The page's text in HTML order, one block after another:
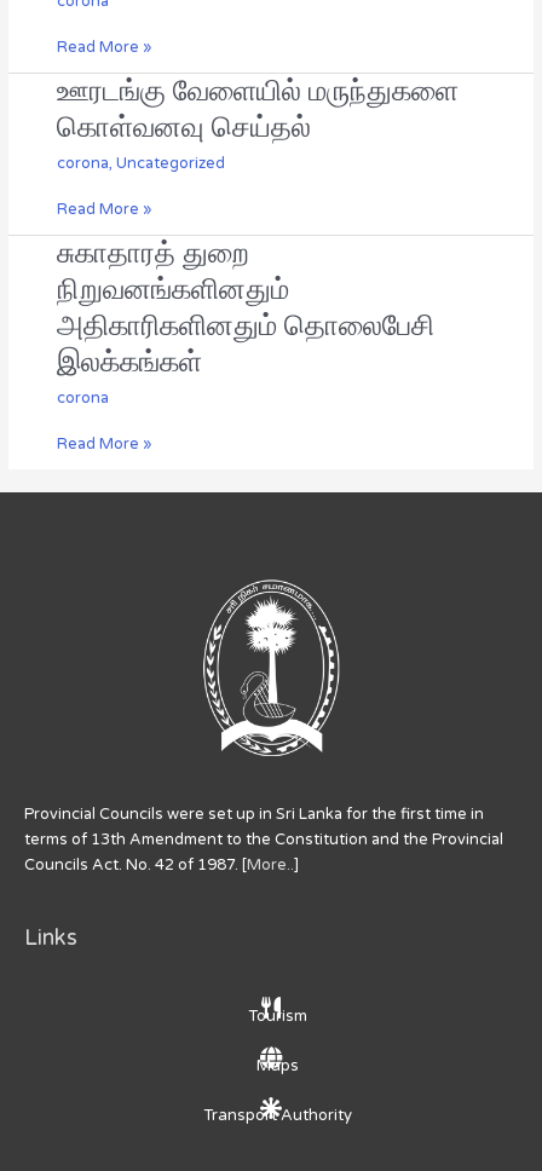
Read More »
ஊரடங்கு வேளையில் மருந்துகளை
கொள்வனவு செய்தல்
corona, Uncategorized
ஊரடங்கு
வேளையில்
மருந்துகளை
கொள்வனவு
Read More »
சுகாதாரத் துறை
நிறுவனங்களினதும்
அதிகாரிகளினதும் தொலைபேசி
இலக்கங்கள்
corona
சுகாதாரத்
நிறுவனங்களினதும்
அதிகாரிகளினதும்
தொலைபேசி
இலக்கங்கள்
Read More »
Provincial Councils were set up in Sri Lanka for the first time in
terms of 13th Amendment to the Constitution and the Provincial
Councils Act. No. 42 of 1987. [More..]
Links
Tourism
Maps
Transport Authority